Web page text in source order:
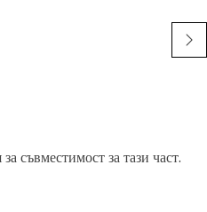
съвместимост за тази част.